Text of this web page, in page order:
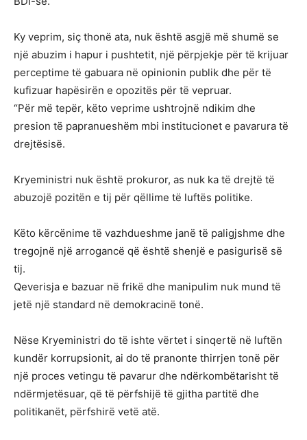
Ky veprim, siç thonë ata, nuk është asgjë më shumë se
një abuzim i hapur i pushtetit, një përpjekje për të krijuar
perceptime të gabuara në opinionin publik dhe për të
kufizuar hapësirën e opozitës për të vepruar.
“Për më tepër, këto veprime ushtrojnë ndikim dhe
presion të papranueshëm mbi institucionet e pavarura të
drejtësisë.
Kryeministri nuk është prokuror, as nuk ka të drejtë të
abuzojë pozitën e tij për qëllime të luftës politike.
Këto kërcënime të vazhdueshme janë të paligjshme dhe
tregojnë një arrogancë që është shenjë e pasigurisë së
tij.
Qeverisja e bazuar në frikë dhe manipulim nuk mund të
jetë një standard në demokracinë tonë.
Nëse Kryeministri do të ishte vërtet i sinqertë në luftën
kundër korrupsionit, ai do të pranonte thirrjen tonë për
një proces vetingu të pavarur dhe ndërkombëtarisht të
ndërmjetësuar, që të përfshijë të gjitha partitë dhe
politikanët, përfshirë vetë atë.